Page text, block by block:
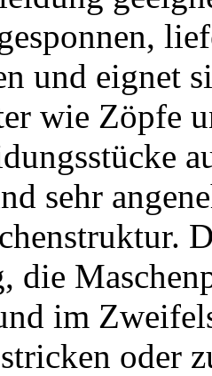
und eignet
wie Zöpfe
sehr
die
im
oder